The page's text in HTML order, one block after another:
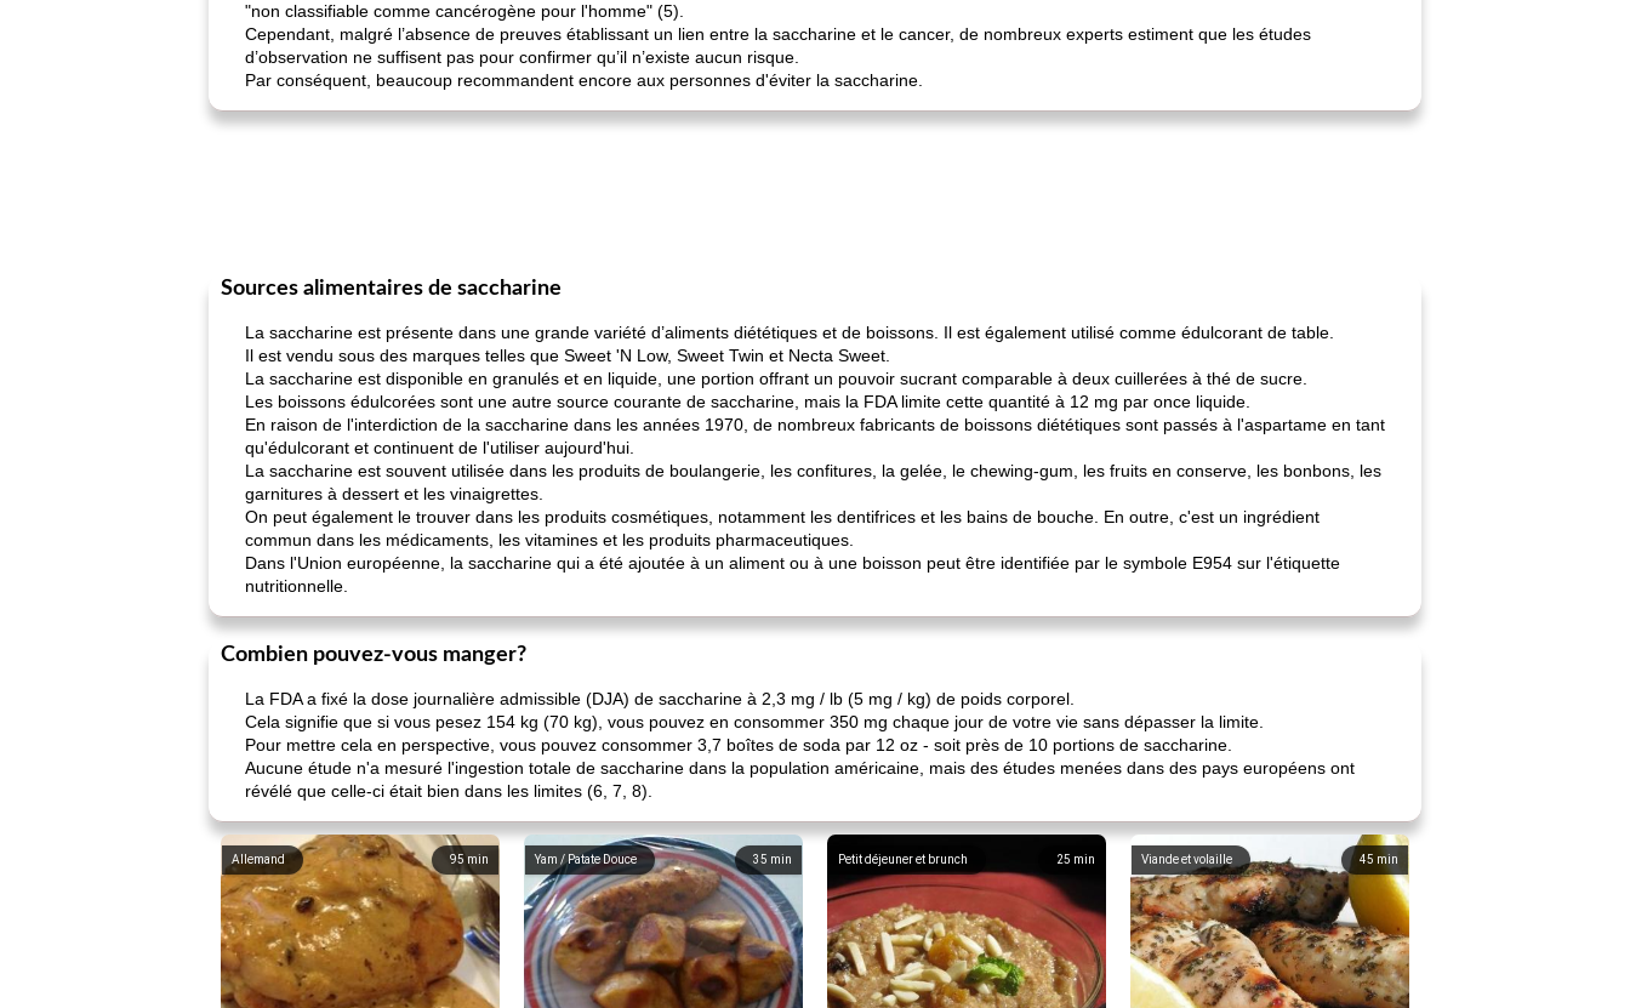
"non classifiable comme cancérogène pour l'homme" (5).
Cependant, malgré l’absence de preuves établissant un lien entre la saccharine et le cancer, de nombreux experts estiment que les études
d’observation ne suffisent pas pour confirmer qu’il n’existe aucun risque.
Par conséquent, beaucoup recommandent encore aux personnes d'éviter la saccharine.
Sources alimentaires de saccharine
La saccharine est présente dans une grande variété d’aliments diététiques et de boissons. Il est également utilisé comme édulcorant de table.
Il est vendu sous des marques telles que Sweet 'N Low, Sweet Twin et Necta Sweet.
La saccharine est disponible en granulés et en liquide, une portion offrant un pouvoir sucrant comparable à deux cuillerées à thé de sucre.
Les boissons édulcorées sont une autre source courante de saccharine, mais la FDA limite cette quantité à 12 mg par once liquide.
En raison de l'interdiction de la saccharine dans les années 1970, de nombreux fabricants de boissons diététiques sont passés à l'aspartame en tant
qu'édulcorant et continuent de l'utiliser aujourd'hui.
La saccharine est souvent utilisée dans les produits de boulangerie, les confitures, la gelée, le chewing-gum, les fruits en conserve, les bonbons, les
garnitures à dessert et les vinaigrettes.
On peut également le trouver dans les produits cosmétiques, notamment les dentifrices et les bains de bouche. En outre, c'est un ingrédient
commun dans les médicaments, les vitamines et les produits pharmaceutiques.
Dans l'Union européenne, la saccharine qui a été ajoutée à un aliment ou à une boisson peut être identifiée par le symbole E954 sur l'étiquette
nutritionnelle.
Combien pouvez-vous manger?
La FDA a fixé la dose journalière admissible (DJA) de saccharine à 2,3 mg / lb (5 mg / kg) de poids corporel.
Cela signifie que si vous pesez 154 kg (70 kg), vous pouvez en consommer 350 mg chaque jour de votre vie sans dépasser la limite.
Pour mettre cela en perspective, vous pouvez consommer 3,7 boîtes de soda par 12 oz - soit près de 10 portions de saccharine.
Aucune étude n'a mesuré l'ingestion totale de saccharine dans la population américaine, mais des études menées dans des pays européens ont
révélé que celle-ci était bien dans les limites (6, 7, 8).
95min
Allemand 35 min
Yam / Patate Douce 25 min
Petit déjeuner et brunch 45 min
Viande et volaille